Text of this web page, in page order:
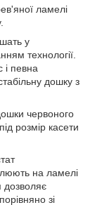
ламелі
у
технології.
і певна
дошку з
червоного
розмір касети
на ламелі
дозволяє
зі